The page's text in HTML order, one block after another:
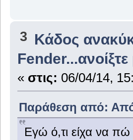
3 Κάδος
« στις: 06/04/14,
Παράθεση από:
Eγώ ό,τι είχα να